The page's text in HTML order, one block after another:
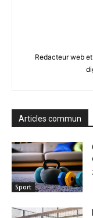
Redacteur web
Articles commun
Sport